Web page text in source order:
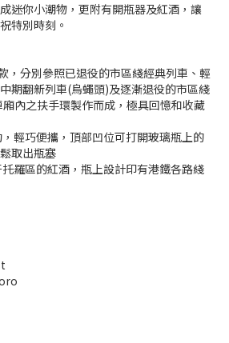
迷你小潮物，更附有開瓶器及紅酒，讓
特別時刻。
，分別參照已退役的市區綫經典列車、輕
期翻新列車(烏蠅頭)及逐漸退役的市區綫
內之扶手環製作而成，極具回憶和收藏
輕巧便攜，頂部凹位可打開玻璃瓶上的
取出瓶塞
羅區的紅酒，瓶上設計印有港鐵各路綫